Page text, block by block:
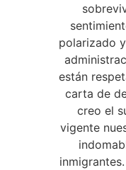
polarizado
están
carta de
creo el
vigente